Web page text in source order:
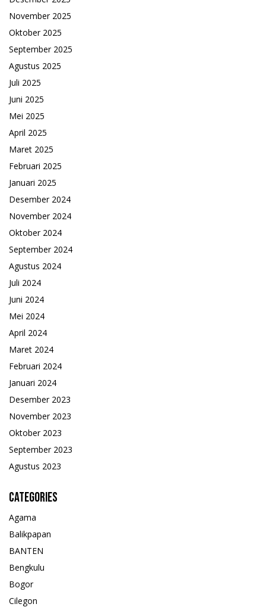
November 2025
Oktober 2025
September 2025
Agustus 2025
Juli 2025
Juni 2025
Mei 2025
April 2025
Maret 2025
Februari 2025
Januari 2025
Desember 2024
November 2024
Oktober 2024
September 2024
Agustus 2024
Juli 2024
Juni 2024
Mei 2024
April 2024
Maret 2024
Februari 2024
Januari 2024
Desember 2023
November 2023
Oktober 2023
September 2023
Agustus 2023
Categories
Agama
Balikpapan
BANTEN
Bengkulu
Bogor
Cilegon